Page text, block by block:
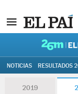
NOTICIAS RESULTADOS
2019